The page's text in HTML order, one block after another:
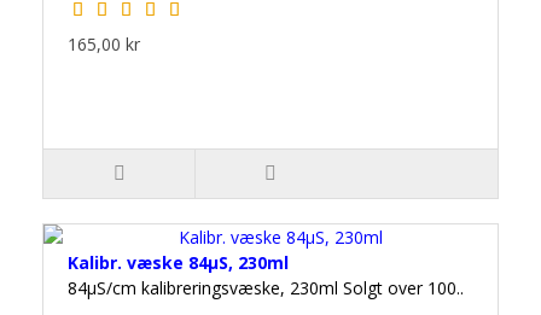
165,00 kr
Kalibr. væske 84µS, 230ml
84µS/cm kalibreringsvæske, 230ml Solgt over 100..